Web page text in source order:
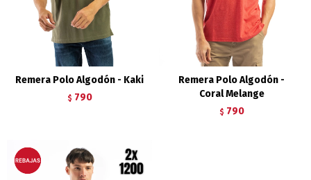
Remera Polo Algodón - Kaki
$ 790
Remera Polo Algodón -
Coral Melange
$ 790